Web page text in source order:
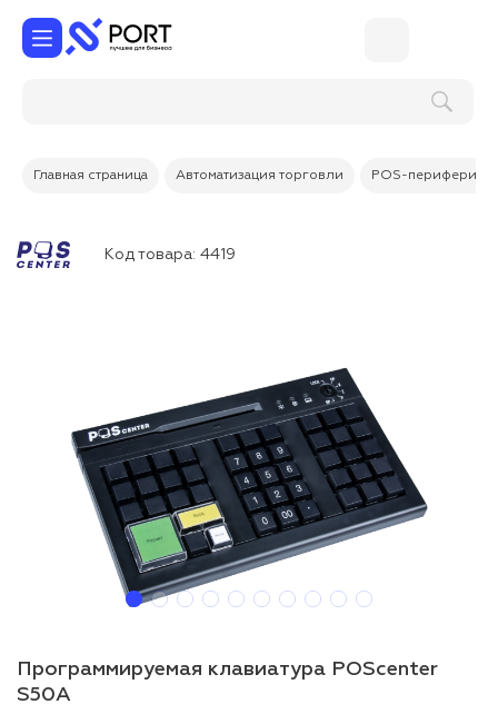
Главная страница Автоматизация торговли POS-периферия
Код товара: 4419
Программируемая клавиатура POScenter
S50A